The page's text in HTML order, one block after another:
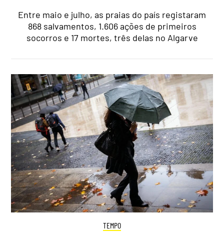
Entre maio e julho, as praias do país registaram
868 salvamentos, 1.606 ações de primeiros
socorros e 17 mortes, três delas no Algarve
TEMPO